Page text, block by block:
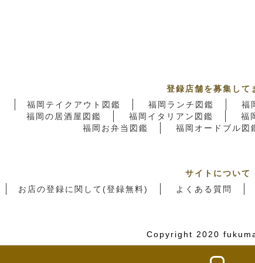
登録店舗を募集して
福岡テイクアウト図鑑
福岡ランチ図鑑 福
福岡の居酒屋図鑑
福岡イタリアン図鑑 福
福岡お弁当図鑑
福岡オードブル図
サイトについて
お店の登録に関して(登録無料)
よくある質問
Copyright 2020